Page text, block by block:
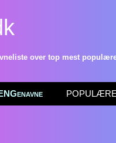
over top mest
POPULÆRE